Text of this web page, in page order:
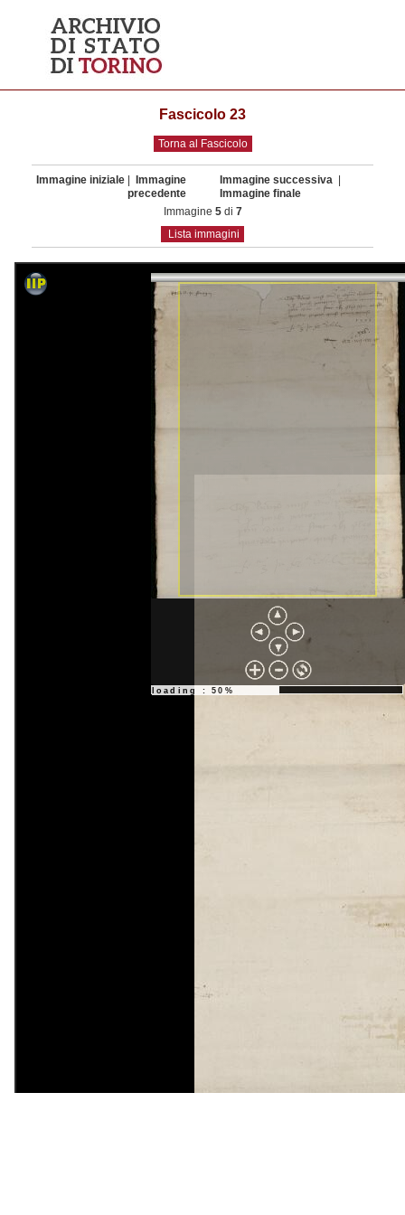
Fascicolo 23
Torna al Fascicolo
Immagine iniziale
Immagine
precedente
Immagine successiva
Immagine finale
Immagine 5di 7
Lista immagini
loading : 83%